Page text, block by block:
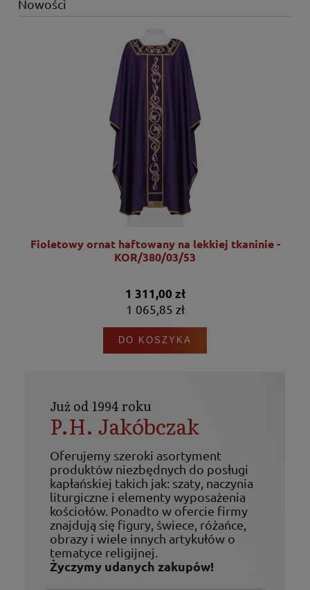
Nowości
Fioletowy ornat haftowany na lekkiej tkaninie -
KOR/380/03/53
1 311,00 zł
1 065,85 zł
DO KOSZYKA
Już od 1994 roku
P.H. Jakóbczak
Oferujemy szeroki asortyment
produktów niezbędnych do posługi
kapłańskiej takich jak: szaty, naczynia
liturgiczne i elementy wyposażenia
kościołów. Ponadto w ofercie firmy
znajdują się figury, świece, różańce,
obrazy i wiele innych artykułów o
tematyce religijnej.
Życzymy udanych zakupów!